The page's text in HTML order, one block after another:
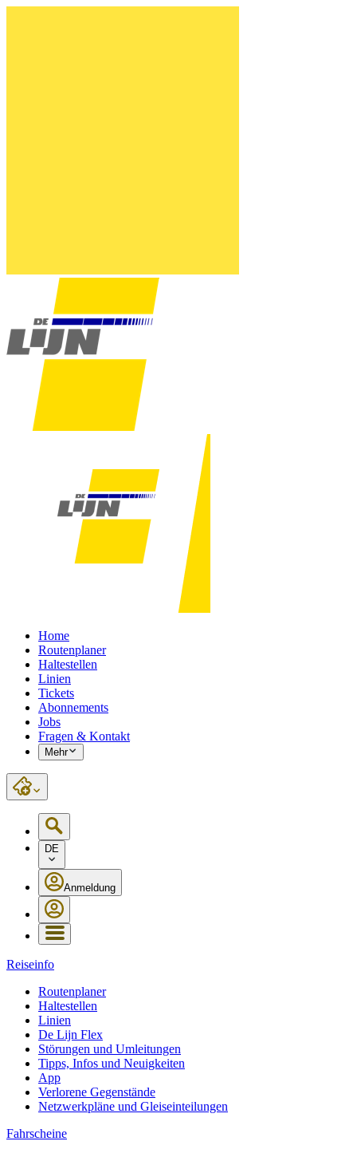
Home
Routenplaner
Haltestellen
Linien
Tickets
Abonnements
Jobs
Fragen & Kontakt
Mehr
DE
Anmeldung
Reiseinfo
Routenplaner
Haltestellen
Linien
De Lijn Flex
Störungen und Umleitungen
Tipps, Infos und Neuigkeiten
App
Verlorene Gegenstände
Netzwerkpläne und Gleiseinteilungen
Fahrscheine